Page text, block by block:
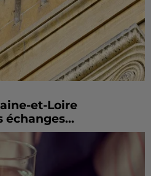
et-Loire
échanges...